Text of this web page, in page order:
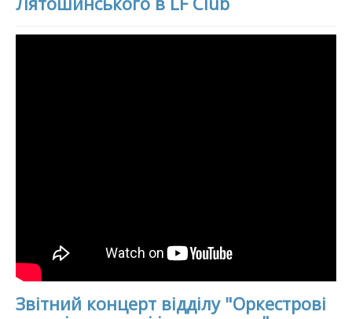
Звітний концерт відділу "Оркестрові